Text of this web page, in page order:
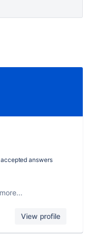
answers
View profile